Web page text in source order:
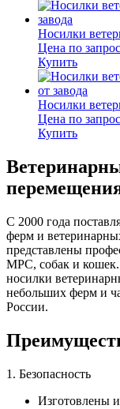
Носилки
Цена по
Купить
Носилки
Цена по
Купить
С 2000 года
ферм и
представлены
МРС, собак и кошек.
носилки
небольших ферм и
России.
1. Безопасность
Изготовлены